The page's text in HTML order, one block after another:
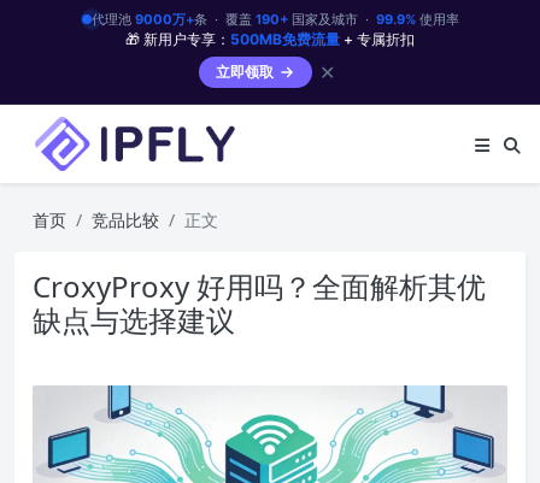
代理池 9000万+条 · 覆盖 190+国家及城市 · 99.9%使用率
🎁 新用户专享： 500MB免费流量 + 专属折扣
立即领取
✕
首页 竞品比较 正文
CroxyProxy 好用吗？全面解析其优
缺点与选择建议